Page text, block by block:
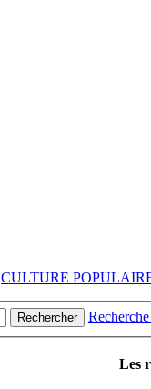
CULTURE
Rechercher
Les